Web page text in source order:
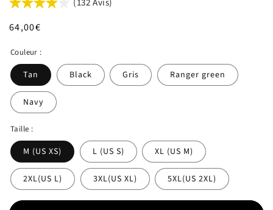
Prix
64,00€
Couleur :
Tan Black Gris Ranger green
Navy
Taille :
M (US XS) L (US S) XL (US M)
2XL(US L) 3XL(US XL) 5XL(US 2XL)